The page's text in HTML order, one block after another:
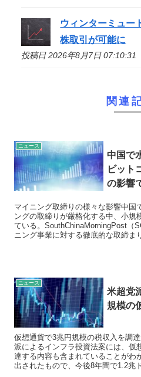
ウィンターミュー
株取引が可能に
投稿日 2026年8月7日 07:10:31
関連
ニュース
中国で
ビット
の影響
マイニング取締りの様々な影響中国
ングの取締りが厳格化する中、小規
ている。SouthChinaMorningPost（
ニング事業に対する徹底的な取締ま
ニュース
米超党
規模の
仮想通貨で3兆円規模の税収入を調
派によるインフラ投資法案には、仮
達する内容も含まれていることがわ
出されたもので、今後8年間で1.2兆